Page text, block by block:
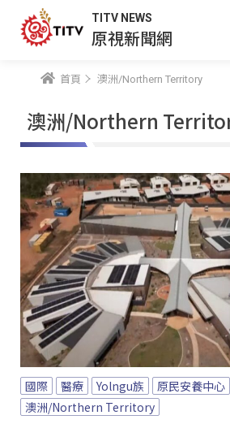
TITV NEWS
原視新聞網
首頁 澳洲/Northern Territory
澳洲/Northern
國際 醫療 Yolngu族
原民安養中心
澳洲/Northern Territory